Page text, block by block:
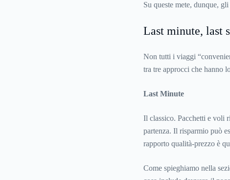
Su queste mete, dunque,
Last minute, last
Non tutti i viaggi
tra tre approcci che hanno
Last Minute
Il classico. Pacchetti e voli
partenza. Il risparmio può
rapporto qualità-prezzo è
Come spieghiamo nella